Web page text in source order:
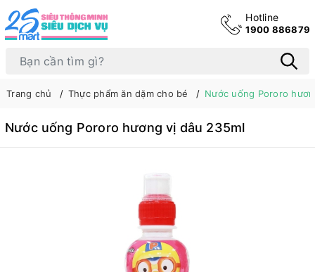
Hotline
1900 886879
Trang chủ Thực phẩm ăn dặm cho bé Nước uống Pororo
Nước uống Pororo hương vị dâu 235ml